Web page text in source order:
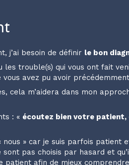
j’ai besoin de définir le bon
trouble(s) qui vous ont fait
avez pu avoir
cela m’aidera dans mon
: « écoutez bien votre patient,
» car je suis parfois patient
pas choisis par hasard et
afin de mieux